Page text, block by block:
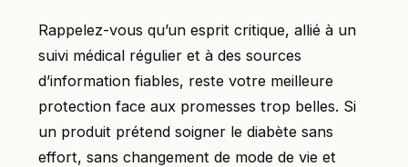
Rappelez-vous qu’un esprit critique, allié à un
suivi médical régulier et à des sources
d’information fiables, reste votre meilleure
protection face aux promesses trop belles. Si
un produit prétend soigner le diabète sans
effort, sans changement de mode de vie et